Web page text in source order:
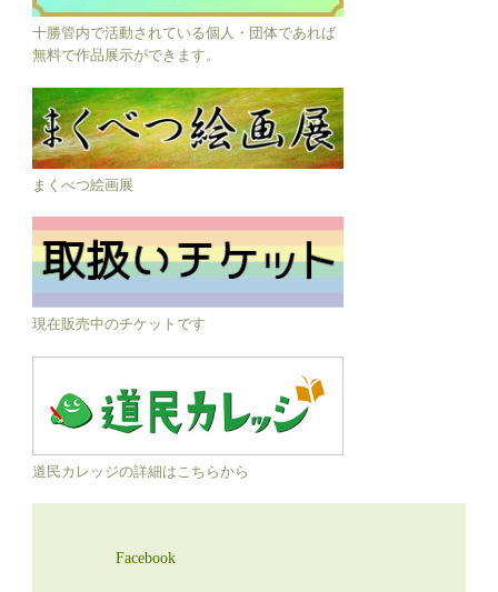
十勝管内で活動されている個人・団体であれば
無料で作品展示ができます。
まくべつ絵画展
現在販売中のチケットです
道民カレッジの詳細はこちらから
Facebook